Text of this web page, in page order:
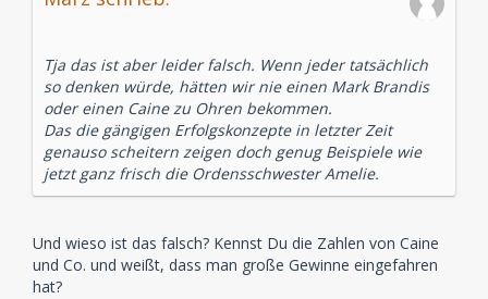
Tja das ist aber leider falsch. Wenn jeder tatsächlich
so denken würde, hätten wir nie einen Mark Brandis
oder einen Caine zu Ohren bekommen.
Das die gängigen Erfolgskonzepte in letzter Zeit
genauso scheitern zeigen doch genug Beispiele wie
jetzt ganz frisch die Ordensschwester Amelie.
Und wieso ist das falsch? Kennst Du die Zahlen von Caine
und Co. und weißt, dass man große Gewinne eingefahren
hat?